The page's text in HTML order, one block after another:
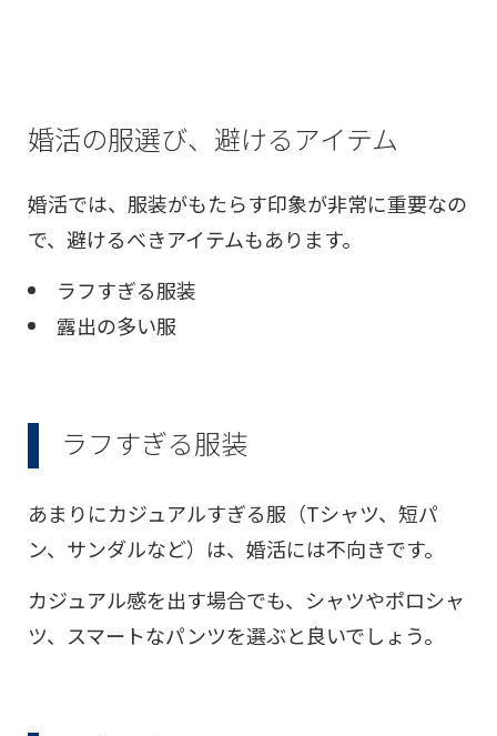
婚活の服選び、避けるアイテム
婚活では、服装がもたらす印象が非常に重要なの
で、避けるべきアイテムもあります。
ラフすぎる服装
露出の多い服
ラフすぎる服装
あまりにカジュアルすぎる服（Tシャツ、短パ
ン、サンダルなど）は、婚活には不向きです。
カジュアル感を出す場合でも、シャツやポロシャ
ツ、スマートなパンツを選ぶと良いでしょう。